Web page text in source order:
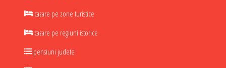
cazare pe zone turistice
cazare pe regiuni istorice
pensiuni judete